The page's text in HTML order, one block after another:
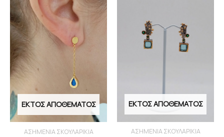
ΕΚΤΌΣ ΑΠΟΘΈΜΑΤΟΣ
ΑΣΗΜΕΝΙΑ ΣΚΟΥΛΑΡΙΚΙΑ
ΕΚΤΌΣ ΑΠΟΘΈΜΑΤΟΣ
ΑΣΗΜΕΝΙΑ ΣΚΟΥΛΑΡΙΚΙΑ